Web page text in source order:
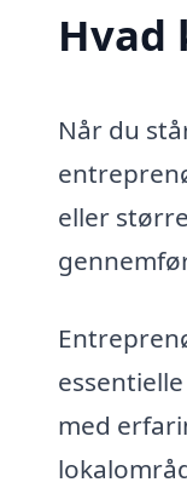
Hvad
Når du
eller
med